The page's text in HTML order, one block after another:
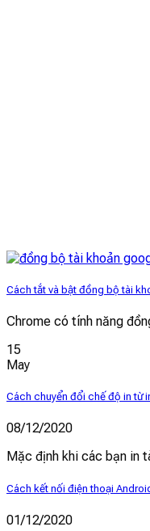
Cách tắt và bật đồng bộ tài
Chrome có tính năng
15
May
Cách chuyển đổi chế độ in từ
08/12/2020
Mặc định khi các bạn in
Cách kết nối điện thoại
01/12/2020